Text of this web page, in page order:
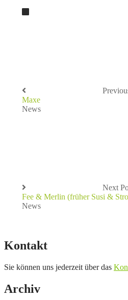
Maxe
News
Next
Fee & Merlin (früher Susi &
News
Kontakt
Sie können uns jederzeit über das
Archiv